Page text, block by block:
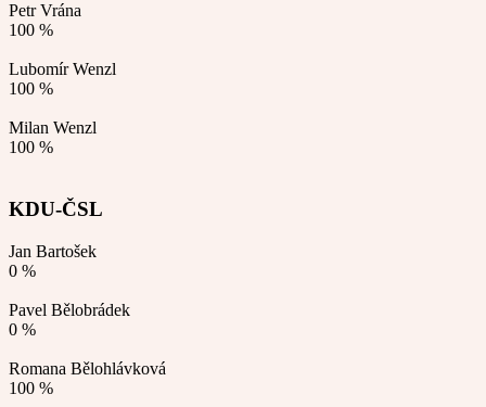
Petr Vrána
100 %
Lubomír Wenzl
100 %
Milan Wenzl
100 %
KDU-ČSL
Jan Bartošek
0 %
Pavel Bělobrádek
0 %
Romana Bělohlávková
100 %